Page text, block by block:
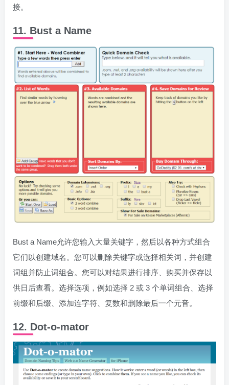
接。
11. Bust a Name
Bust a Name允许您输入大量关键字，然后以各种方式组合
它们以创建域名。您可以删除关键字或选择相关词，并创建
词组并防止词组合。您可以对结果进行排序、购买并保存以
供日后查看。选择选项，例如选择 2 或 3 个单词组合、选择
前缀和后缀、添加连字符、复数和删除最后一个元音。
12. Dot-o-mator